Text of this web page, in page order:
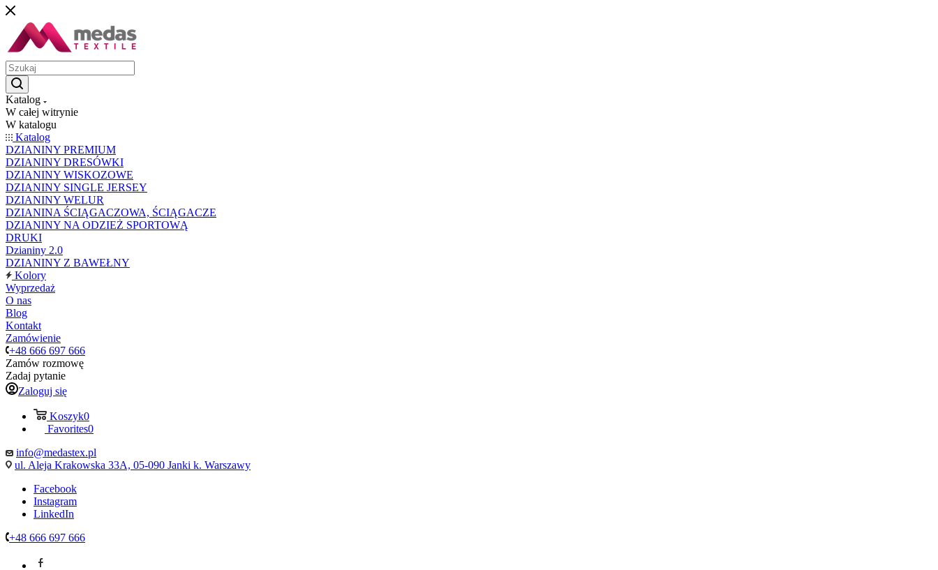
Katalog
W całej witrynie
W katalogu
Katalog
DZIANINY PREMIUM
DZIANINY DRESÓWKI
DZIANINY WISKOZOWE
DZIANINY SINGLE JERSEY
DZIANINY WELUR
DZIANINA ŚCIĄGACZOWA, ŚCIĄGACZE
DZIANINY NA ODZIEŻ SPORTOWĄ
DRUKI
Dzianiny 2.0
DZIANINY Z BAWEŁNY
Kolory
Wyprzedaż
O nas
Blog
Kontakt
Zamówienie
+48 666 697 666
Zamów rozmowę
Zadaj pytanie
Zaloguj się
Koszyk0
Favorites0
info@medastex.pl
ul. Aleja Krakowska 33A, 05-090 Janki k. Warszawy
Facebook
Instagram
LinkedIn
+48 666 697 666